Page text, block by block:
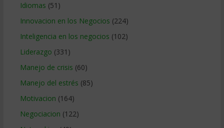
Idiomas (51)
Innovacion en los Negocios (224)
Inteligencia en los negocios (102)
Liderazgo (331)
Manejo de crisis (60)
Manejo del estrés (85)
Motivacion (164)
Negociacion (122)